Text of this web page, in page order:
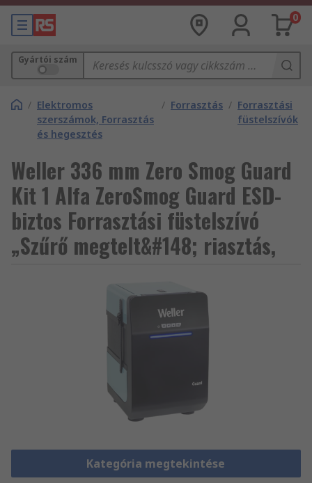
0
Gyártói szám
/ Elektromos
szerszámok, Forrasztás
és hegesztés
/ Forrasztás / Forrasztási
füstelszívók
Weller 336 mm Zero Smog Guard
Kit 1 Alfa ZeroSmog Guard ESD-
biztos Forrasztási füstelszívó
„Szűrő megtelt&#148; riasztás,
Kategória megtekintése